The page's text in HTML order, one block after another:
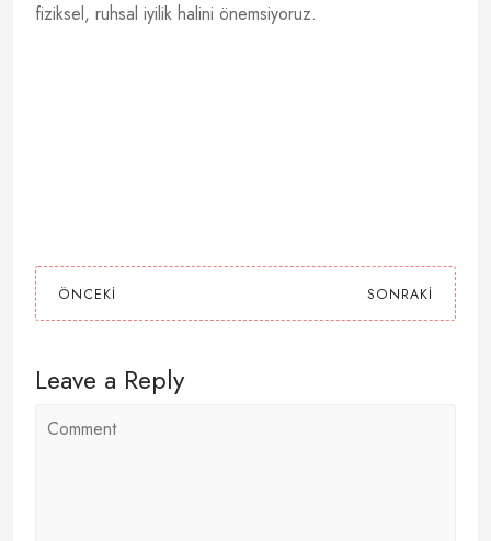
fiziksel, ruhsal iyilik halini önemsiyoruz.
ÖNCEKI SONRAKI
Leave a Reply